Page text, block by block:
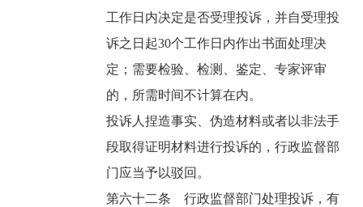
工作日内决定是否受理投诉，并自受理投
诉之日起30个工作日内作出书面处理决
定；需要检验、检测、鉴定、专家评审
的，所需时间不计算在内。
投诉人捏造事实、伪造材料或者以非法手
段取得证明材料进行投诉的，行政监督部
门应当予以驳回。
第六十二条 行政监督部门处理投诉，有